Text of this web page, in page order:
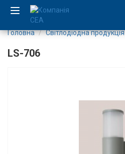
Головна Світлодіодна продукція
LS-706